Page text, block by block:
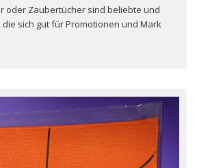
oder Zaubertücher sind beliebte und
sich gut für Promotionen und Mark